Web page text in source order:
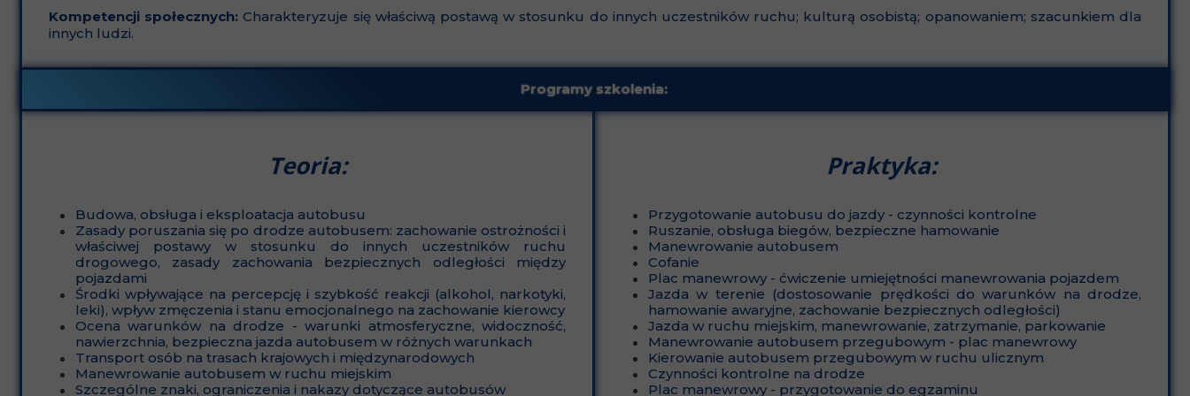
Programy szkolenia:
Kompetencji społecznych: Charakteryzuje się właściwą postawą w stosunku do innych uczestników ruchu; kulturą osobistą; opanowaniem; szacunkiem dla
innych ludzi.
Teoria:
Budowa, obsługa i eksploatacja autobusu
Zasady poruszania się po drodze autobusem: zachowanie ostrożności i
właściwej postawy w stosunku do innych uczestników ruchu
drogowego, zasady zachowania bezpiecznych odległości między
pojazdami
Środki wpływające na percepcję i szybkość reakcji (alkohol, narkotyki,
leki), wpływ zmęczenia i stanu emocjonalnego na zachowanie kierowcy
Ocena warunków na drodze - warunki atmosferyczne, widoczność,
nawierzchnia, bezpieczna jazda autobusem w różnych warunkach
Transport osób na trasach krajowych i międzynarodowych
Manewrowanie autobusem w ruchu miejskim
Szczególne znaki, ograniczenia i nakazy dotyczące autobusów
Praktyka:
Przygotowanie autobusu do jazdy - czynności kontrolne
Ruszanie, obsługa biegów, bezpieczne hamowanie
Manewrowanie autobusem
Cofanie
Plac manewrowy - ćwiczenie umiejętności manewrowania pojazdem
Jazda w terenie (dostosowanie prędkości do warunków na drodze,
hamowanie awaryjne, zachowanie bezpiecznych odległości)
Jazda w ruchu miejskim, manewrowanie, zatrzymanie, parkowanie
Manewrowanie autobusem przegubowym - plac manewrowy
Kierowanie autobusem przegubowym w ruchu ulicznym
Czynności kontrolne na drodze
Plac manewrowy - przygotowanie do egzaminu